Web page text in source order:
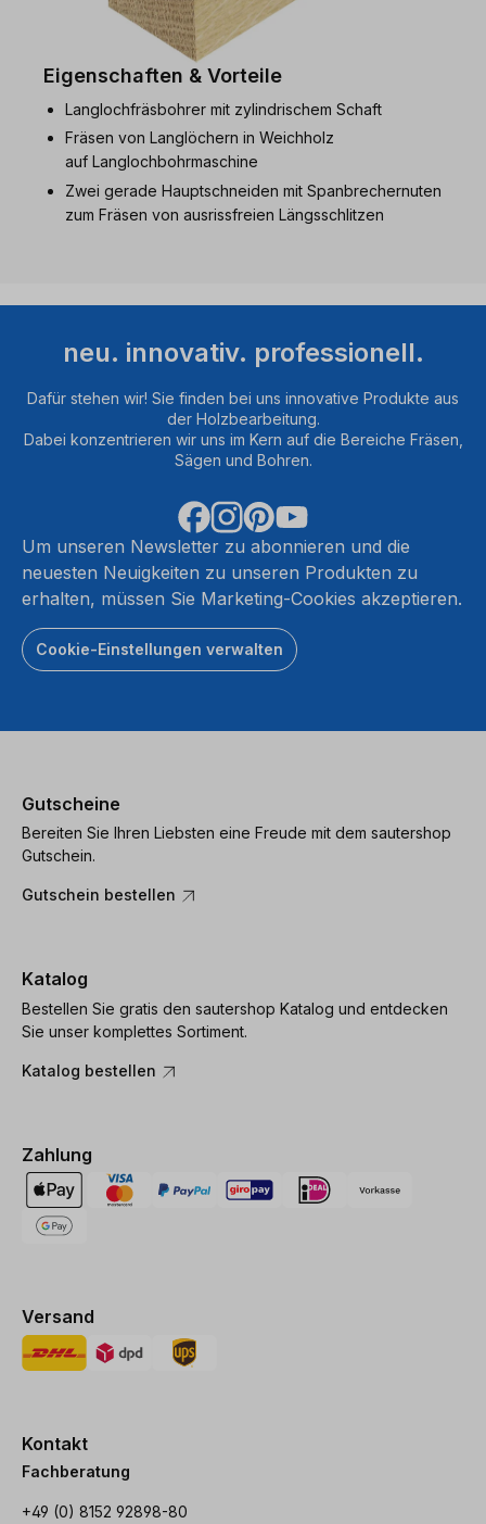
Eigenschaften & Vorteile
Langlochfräsbohrer mit zylindrischem Schaft
Fräsen von Langlöchern in Weichholz
auf Langlochbohrmaschine
Zwei gerade Hauptschneiden mit Spanbrechernuten
zum Fräsen von ausrissfreien Längsschlitzen
neu. innovativ. professionell.
Dafür stehen wir! Sie finden bei uns innovative Produkte aus
der Holzbearbeitung.
Dabei konzentrieren wir uns im Kern auf die Bereiche Fräsen,
Sägen und Bohren.
Um unseren Newsletter zu abonnieren und die
neuesten Neuigkeiten zu unseren Produkten zu
erhalten, müssen Sie Marketing-Cookies akzeptieren.
Cookie-Einstellungen verwalten
Gutscheine
Bereiten Sie Ihren Liebsten eine Freude mit dem sautershop
Gutschein.
Gutschein bestellen
Katalog
Bestellen Sie gratis den sautershop Katalog und entdecken
Sie unser komplettes Sortiment.
Katalog bestellen
Zahlung
Versand
Kontakt
Fachberatung
+49 (0) 8152 92898-80